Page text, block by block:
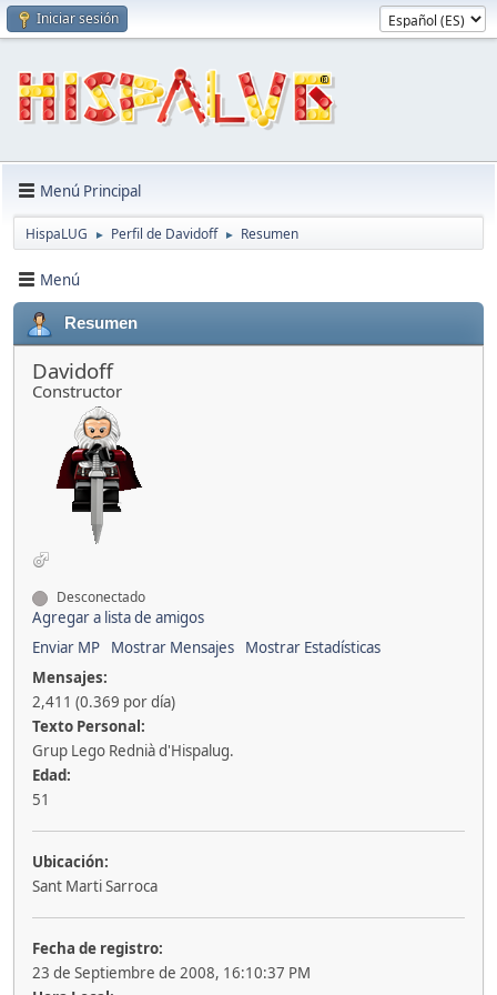
Iniciar sesión
Menú Principal
HispaLUG ► Perfil de Davidoff ► Resumen
Menú
Resumen
Davidoff
Constructor
Desconectado
Agregar a lista de amigos
Enviar MP
Mostrar Mensajes
Mostrar Estadísticas
Mensajes:
2,411 (0.369 por día)
Texto Personal:
Grup Lego Rednià d'Hispalug.
Edad:
51
Ubicación:
Sant Marti Sarroca
Fecha de registro:
23 de Septiembre de 2008, 16:10:37 PM